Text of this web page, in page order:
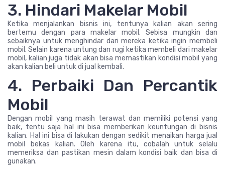
3. Hindari Makelar Mobil
Ketika menjalankan bisnis ini, tentunya kalian akan sering
bertemu dengan para makelar mobil. Sebisa mungkin dan
sebaiknya untuk menghindar dari mereka ketika ingin membeli
mobil. Selain karena untung dan rugi ketika membeli dari makelar
mobil, kalian juga tidak akan bisa memastikan kondisi mobil yang
akan kalian beli untuk di jual kembali.
4. Perbaiki Dan Percantik
Mobil
Dengan mobil yang masih terawat dan memiliki potensi yang
baik, tentu saja hal ini bisa memberikan keuntungan di bisnis
kalian. Hal ini bisa di lakukan dengan sedikit menaikan harga jual
mobil bekas kalian. Oleh karena itu, cobalah untuk selalu
memeriksa dan pastikan mesin dalam kondisi baik dan bisa di
gunakan.